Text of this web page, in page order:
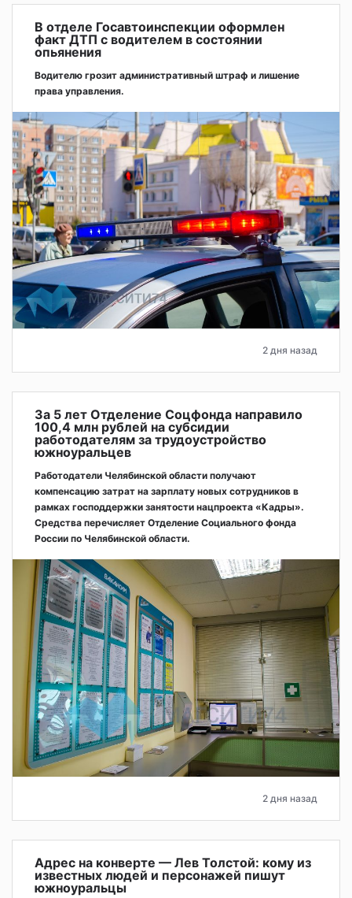
В отделе Госавтоинспекции оформлен
факт ДТП с водителем в состоянии
опьянения
Водителю грозит административный штраф и лишение
права управления.
2 дня назад
За 5 лет Отделение Соцфонда направило
100,4 млн рублей на субсидии
работодателям за трудоустройство
южноуральцев
Работодатели Челябинской области получают
компенсацию затрат на зарплату новых сотрудников в
рамках господдержки занятости нацпроекта «Кадры».
Средства перечисляет Отделение Социального фонда
России по Челябинской области.
2 дня назад
Адрес на конверте — Лев Толстой: кому из
известных людей и персонажей пишут
южноуральцы